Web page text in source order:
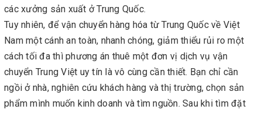
các xưởng sản xuất ở Trung Quốc.
Tuy nhiên, để vận chuyển hàng hóa từ Trung Quốc về Việt
Nam một cánh an toàn, nhanh chóng, giảm thiểu rủi ro một
cách tối đa thì phương án thuê một đơn vị dịch vụ vận
chuyển Trung Việt uy tín là vô cùng cần thiết. Bạn chỉ cần
ngồi ở nhà, nghiên cứu khách hàng và thị trường, chọn sản
phẩm mình muốn kinh doanh và tìm nguồn. Sau khi tìm đặt